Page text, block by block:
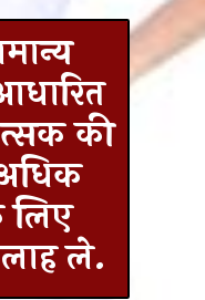
की
लिए
ले.